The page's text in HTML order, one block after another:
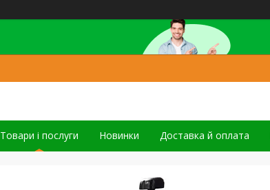
Товари і послуги Новинки Доставка й оплата